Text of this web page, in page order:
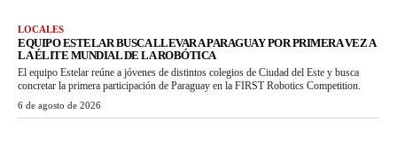
LOCALES
EQUIPO ESTELAR BUSCA LLEVAR A PARAGUAY POR PRIMERA VEZ A
LA ÉLITE MUNDIAL DE LA ROBÓTICA
El equipo Estelar reúne a jóvenes de distintos colegios de Ciudad del Este y busca
concretar la primera participación de Paraguay en la FIRST Robotics Competition.
6 de agosto de 2026